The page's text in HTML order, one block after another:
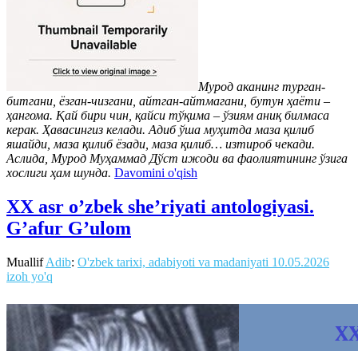
Мурод аканинг турган-
битгани, ёзган-чизгани, айтган-айтмагани, бутун ҳаёти –
ҳангома. Қай бири чин, қайси тўқима – ўзиям аниқ билмаса
керак. Ҳавасингиз келади. Адиб ўша муҳитда маза қилиб
яшайди, маза қилиб ёзади, маза қилиб… изтироб чекади.
Аслида, Мурод Муҳаммад Дўст ижоди ва фаолиятининг ўзига
хослиги ҳам шунда. Davomini o'qish
XX asr o’zbek she’riyati antologiyasi.
G’afur G’ulom
MuallifAdib: O'zbek tarixi, adabiyoti va madaniyati 10.05.2026
izoh yo'q